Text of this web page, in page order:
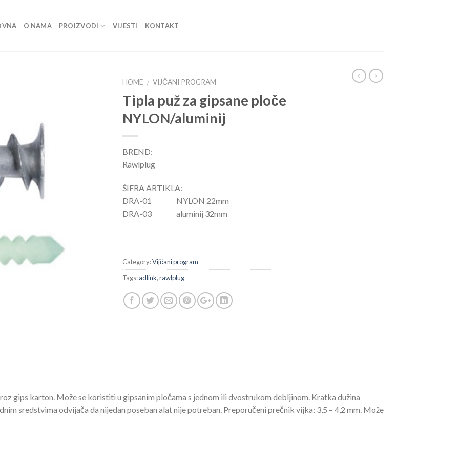
O NAMA PROIZVODI VIJESTI KONTAKT
HOME / VIJČANI PROGRAM
Tipla puž za gipsane ploče
NYLON/aluminij
BREND:
Rawlplug
ŠIFRA ARTIKLA:
DRA-01 NYLON 22mm
DRA-03 aluminij 32mm
Category:Vijčani program
Tags:adlink,rawlplug
gips karton. Može se koristiti u gipsanim pločama s jednom ili dvostrukom debljinom. Kratka dužina
sredstvima odvijača da nijedan poseban alat nije potreban. Preporučeni prečnik vijka: 3,5 – 4,2 mm. Može